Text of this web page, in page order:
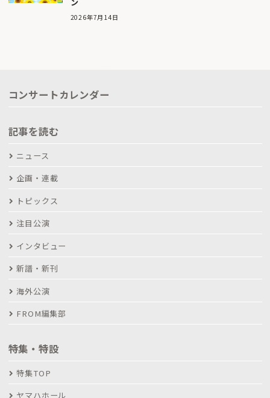
2026年7月14日
コンサートカレンダー
記事を読む
ニュース
企画・連載
トピックス
注目公演
インタビュー
新譜・新刊
海外公演
FROM編集部
特集・特設
特集TOP
ヤマハホール